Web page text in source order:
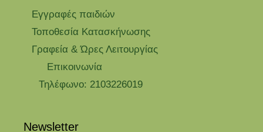
Eγγραφές παιδιών
Τοποθεσία Κατασκήνωσης
Γραφεία & Ώρες Λειτουργίας
Επικοινωνία
Τηλέφωνο: 2103226019
Newsletter